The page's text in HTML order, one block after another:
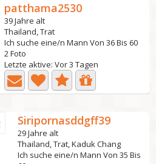
patthama2530
39 Jahre alt
Thailand, Trat
Ich suche eine/n Mann Von 36 Bis 60
2 Foto
Letzte aktive: Vor 3 Tagen
Siripornasddgff39
29 Jahre alt
Thailand, Trat, Kaduk Chang
Ich suche eine/n Mann Von 35 Bis